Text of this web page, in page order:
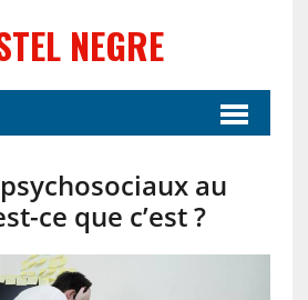
NEGRE
au
ce que c’est ?